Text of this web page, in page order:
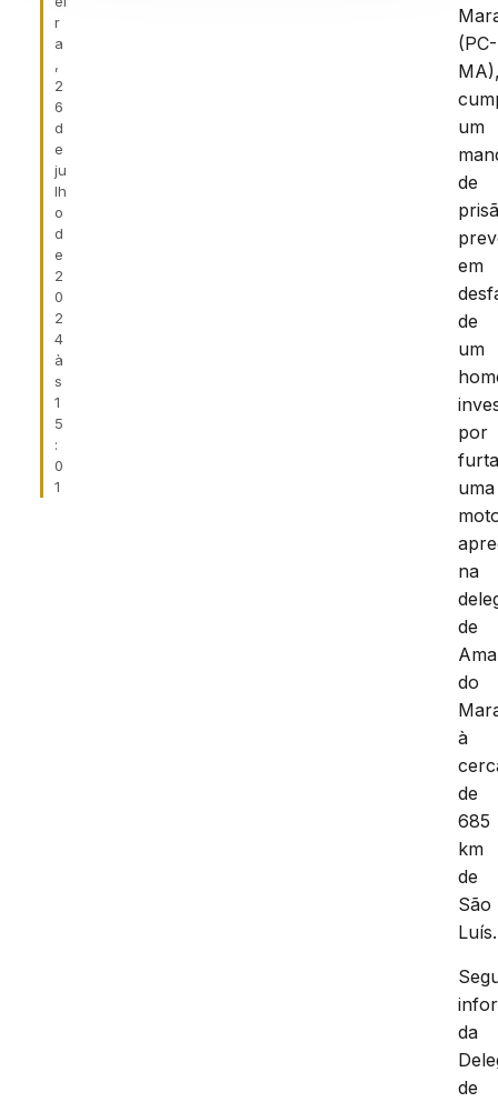
r
a
,
2
6
d
e
ju
lh
o
d
e
2
0
2
4
à
s
1
5
:
0
1
(PC-
um
de
em
de
um
por
uma
na
de
do
à
de
685
km
de
São
Luís.
da
de